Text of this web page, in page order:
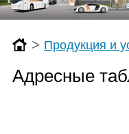
> Продукция и
Адресные